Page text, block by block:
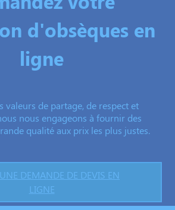
d'obsèques en
ligne
valeurs de partage, de respect et
nous engageons à fournir des
qualité aux prix les plus justes.
DEMANDE DE DEVIS EN
LIGNE